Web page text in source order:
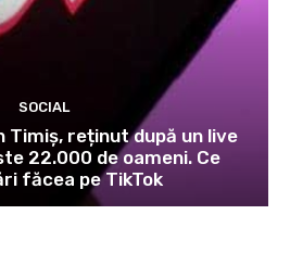
SOCIAL
Timiș, reținut după un live
22.000 de oameni. Ce
făcea pe TikTok